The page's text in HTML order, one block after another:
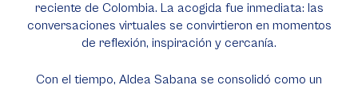
reciente de Colombia. La acogida fue inmediata: las
conversaciones virtuales se convirtieron en momentos
de reflexión, inspiración y cercanía.
Con el tiempo, Aldea Sabana se consolidó como un